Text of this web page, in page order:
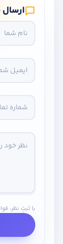
ارسال
با ثبتِ نظر،